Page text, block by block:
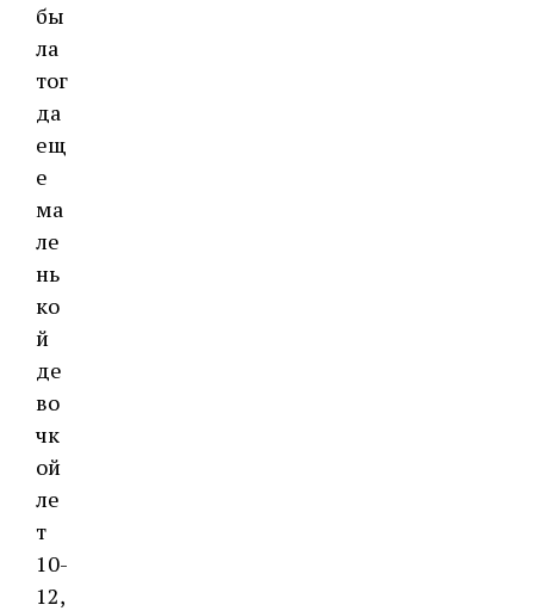
бы
ла
тог
да
ещ
е
ма
ле
нь
ко
й
де
во
чк
ой
ле
т
10-
12,